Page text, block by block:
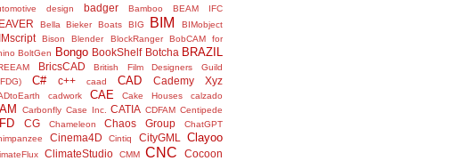
design
badger Bamboo BEAM IFC
Bella Bieker Boats BIG BIM BIMobject
Bison Blender BlockRanger
BobCAM for
BoltGen Bongo BookShelf Botcha BRAZIL
BricsCAD
British Film Designers Guild
C# c++ caad CAD Cademy Xyz
cadwork CAE Cake Houses calzado
Carbonfly Case Inc. CATIA CDFAM Centipede
CG Chameleon Chaos Group
ChatGPT
Cinema4D Cintiq CityGML Clayoo
ClimateStudio CMM CNC Cocoon